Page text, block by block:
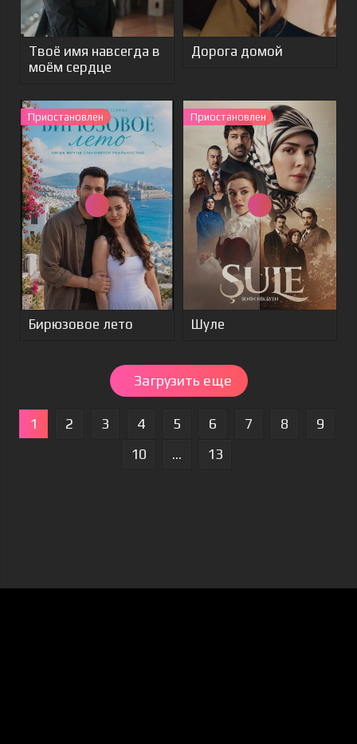
Твоё имя навсегда в
моём сердце
Дорога домой
Приостановлен
Бирюзовое лето
Приостановлен
Шуле
Загрузить еще
1 2 3 4 5 6 7 8
9
10
... 13